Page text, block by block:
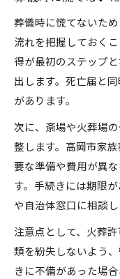
葬儀時に慌てないた
流れを把握しておく
得が最初のステップ
出します。死亡届と
があります。
次に、斎場や火葬場
整します。高岡市家
要な準備や費用が異
す。手続きには期限
や自治体窓口に相談し
注意点として、火葬
類を紛失しないよう
きに不備があった場